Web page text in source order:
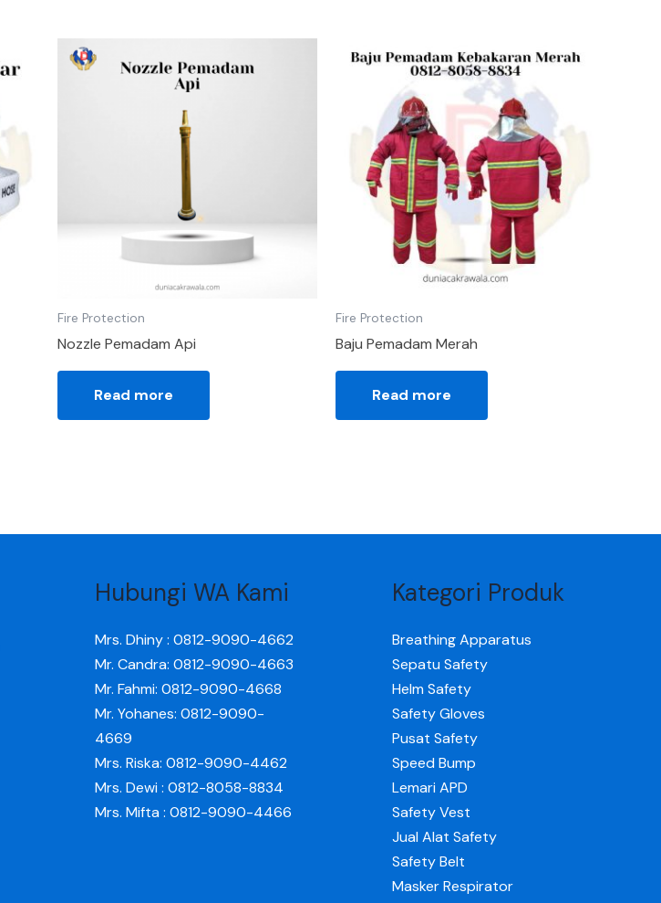
Fire Protection
Nozzle Pemadam Api
Read more
Fire Protection
Baju Pemadam Merah
Read more
Hubungi WA Kami
Mrs. Dhiny : 0812-9090-4662
Mr. Candra: 0812-9090-4663
Mr. Fahmi: 0812-9090-4668
Mr. Yohanes: 0812-9090-
4669
Mrs. Riska: 0812-9090-4462
Mrs. Dewi : 0812-8058-8834
Mrs. Mifta : 0812-9090-4466
Kategori Produk
Breathing Apparatus
Sepatu Safety
Helm Safety
Safety Gloves
Pusat Safety
Speed Bump
Lemari APD
Safety Vest
Jual Alat Safety
Safety Belt
Masker Respirator